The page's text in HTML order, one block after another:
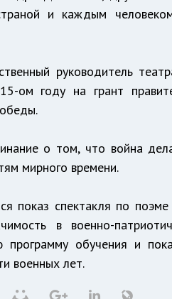
и каждым
руководитель
ом году на грант
о том, что война
мирного времени.
показ спектакля по поэме
в военно-
обучения и
военных лет.